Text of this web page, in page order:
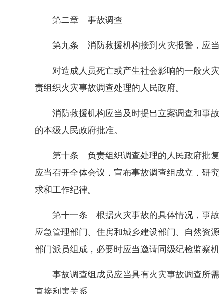
第二章 事故调查
第九条 消防救援机构接到火灾报警，应当
对造成人员死亡或产生社会影响的一般火灾
责组织火灾事故调查处理的人民政府。
消防救援机构应当及时提出立案调查和事故
的本级人民政府批准。
第十条 负责组织调查处理的人民政府批复
应当召开全体会议，宣布事故调查组成立，研
求和工作纪律。
第十一条 根据火灾事故的具体情况，事故
应急管理部门、住房和城乡建设部门、自然资
部门派员组成，必要时应当邀请同级纪检监察
事故调查组成员应当具有火灾事故调查所需
直接利害关系。